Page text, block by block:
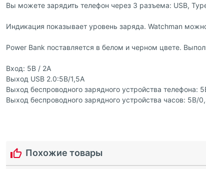
Вы можете зарядить телефон через 3 разъема: USB,
Индикация показывает уровень заряда. Watchman
Power Bank поставляется в белом и черном цвете.
Вход: 5В / 2A
Выход USB 2.0:5В/1,5A
Выход беспроводного зарядного устройства телефона:
Выход беспроводного зарядного устройства часов: 5В/
Похожие товары